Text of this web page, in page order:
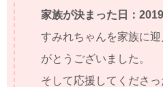
家族が決まった日：
すみれちゃんを家族に
がとうございました。
そして応援してくださ